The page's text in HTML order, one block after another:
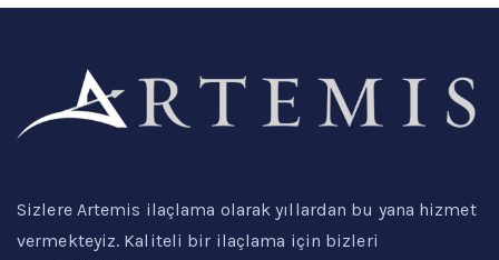
Sizlere Artemis ilaçlama olarak yıllardan bu yana hizmet
vermekteyiz. Kaliteli bir ilaçlama için bizleri